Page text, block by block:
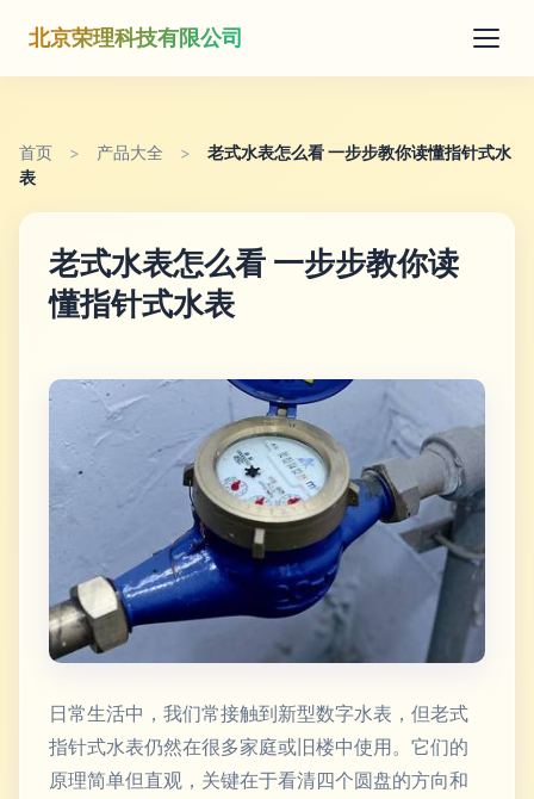
北京荣理科技有限公司
首页 > 产品大全 >
老式水表怎么看 一步步教你读懂指针式水
表
老式水表怎么看 一步步教你读
懂指针式水表
日常生活中，我们常接触到新型数字水表，但老式
指针式水表仍然在很多家庭或旧楼中使用。它们的
原理简单但直观，关键在于看清四个圆盘的方向和